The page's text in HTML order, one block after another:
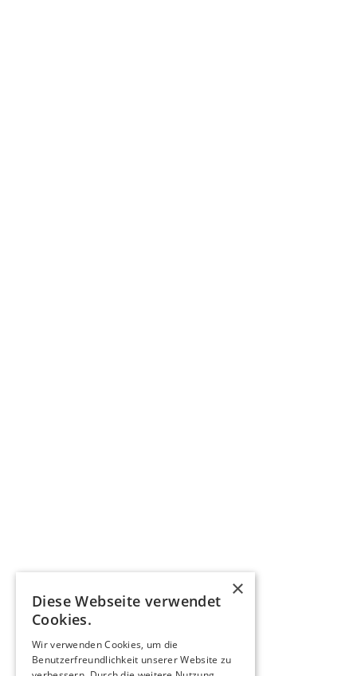
×
Diese Webseite verwendet
Cookies.
Wir verwenden Cookies, um die
Benutzerfreundlichkeit unserer Website zu